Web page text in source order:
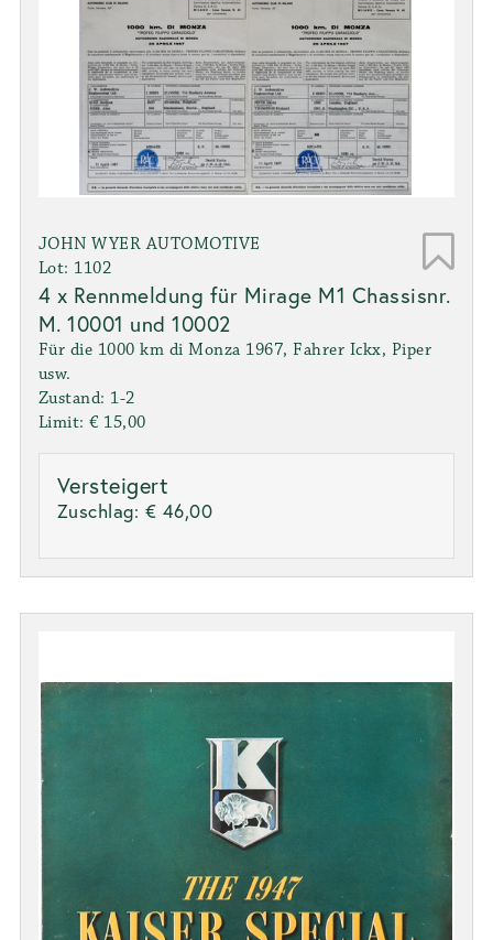
JOHN WYER AUTOMOTIVE
Lot: 1102
4 x Rennmeldung für Mirage M1 Chassisnr.
M. 10001 und 10002
Für die 1000 km di Monza 1967, Fahrer Ickx, Piper
usw.
Zustand: 1-2
Limit: € 15,00
Versteigert
Zuschlag: € 46,00